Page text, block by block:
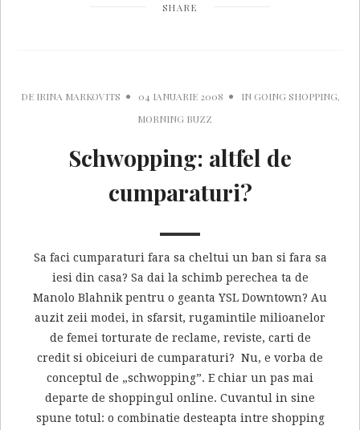
SHARE
DE IRINA MARKOVITS 04 IANUARIE 2008 IN GOING SHOPPING,
MORNING BUZZ
Schwopping: altfel de
cumparaturi?
Sa faci cumparaturi fara sa cheltui un ban si fara sa
iesi din casa? Sa dai la schimb perechea ta de
Manolo Blahnik pentru o geanta YSL Downtown? Au
auzit zeii modei, in sfarsit, rugamintile milioanelor
de femei torturate de reclame, reviste, carti de
credit si obiceiuri de cumparaturi? Nu, e vorba de
conceptul de „schwopping”. E chiar un pas mai
departe de shoppingul online. Cuvantul in sine
spune totul: o combinatie desteapta intre shopping